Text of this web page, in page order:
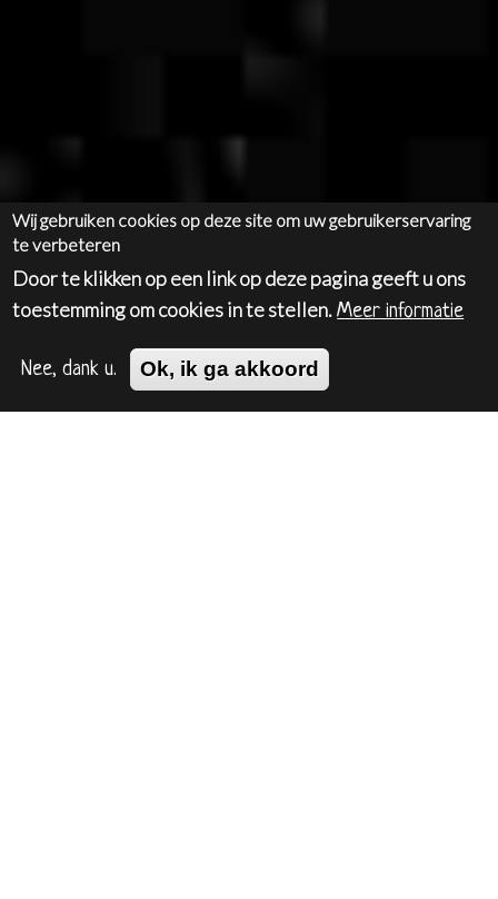
Wij gebruiken cookies op deze site om uw gebruikerservaring
te verbeteren
Door te klikken op een link op deze pagina geeft u ons
toestemming om cookies in te stellen. Meer informatie
Nee, dank u. Ok, ik ga akkoord